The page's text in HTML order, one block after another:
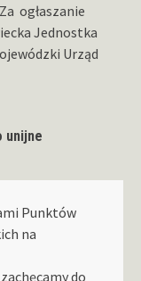
ogłaszanie
Jednostka
Urząd
unijne
Punktów
na
do